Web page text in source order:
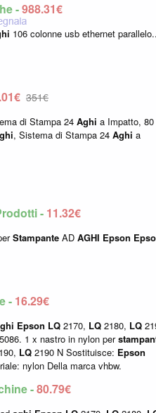
-988,31€
106 colonne usb ethernet
351€
di Stampa 24 Aghi a Impatto, 80
, Sistema di Stampa 24 Aghi a
- 11,32€
Stampante AD AGHI Epson
- 16,29€
Epson LQ 2170, LQ 2180, LQ
1 x nastro in nylon per
LQ 2190 N Sostituisce: Epson
nylon Della marca vhbw.
-80,79€